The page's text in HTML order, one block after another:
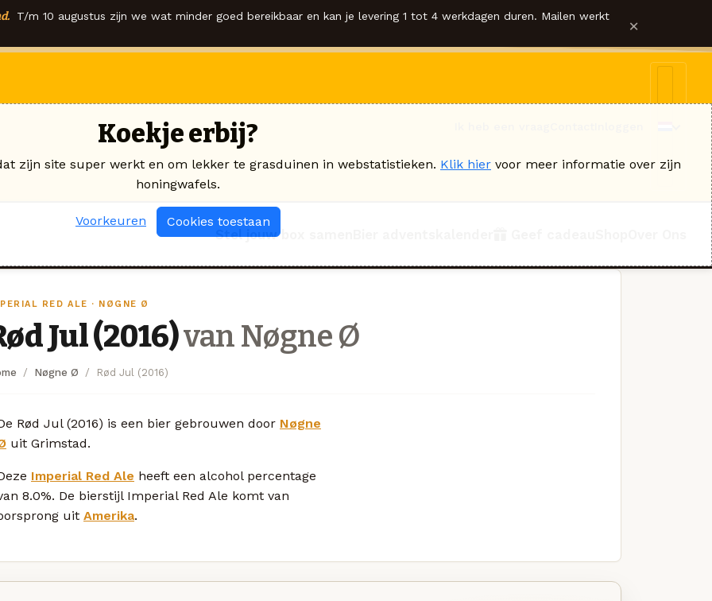
T/m 10 augustus zijn we wat minder goed bereikbaar en kan je levering 1 tot 4 werkdagen duren. Mailen werkt ×
Stel jouw box samen
RED ALE · NØGNE Ø
Jul (2016)van Nøgne Ø
Nøgne Ø Rød Jul (2016)
Rød Jul (2016) is een bier gebrouwen door Nøgne
uit Grimstad.
Imperial Red Ale heeft een alcohol percentage
8.0%. De bierstijl Imperial Red Ale komt van
uit Amerika.
Koekje erbij?
zijn site super werkt en om lekker te grasduinen in webstatistieken. Klik hier voor meer informatie over zijn
honingwafels.
Voorkeuren Cookies toestaan